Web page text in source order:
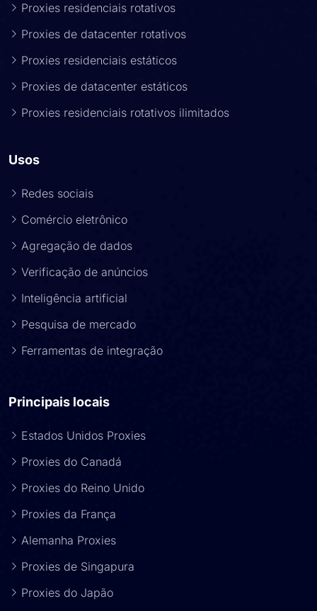
Proxies residenciais rotativos
Proxies de datacenter rotativos
Proxies residenciais estáticos
Proxies de datacenter estáticos
Proxies residenciais rotativos ilimitados
Usos
Redes sociais
Comércio eletrônico
Agregação de dados
Verificação de anúncios
Inteligência artificial
Pesquisa de mercado
Ferramentas de integração
Principais locais
Estados Unidos Proxies
Proxies do Canadá
Proxies do Reino Unido
Proxies da França
Alemanha Proxies
Proxies de Singapura
Proxies do Japão